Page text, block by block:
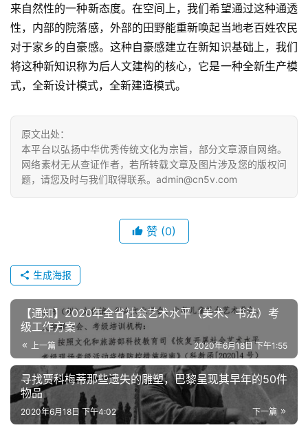
来自然性的一种新态度。在空间上，我们希望通过这种通透
性，内部的院落感，外部的田野能重新唤起当地老百姓农民
对于家乡的自豪感。这种自豪感建立在新知识基础上，我们
将这种新知识称为后人文建构的核心，它是一种全新生产模
式，全新设计模式，全新建造模式。
原文出处：
本平台以弘扬中华优秀传统文化为宗旨，部分文章源自网络。
网络素材无从查证作者，若所转载文章及图片涉及您的版权问
题，请您及时与我们取得联系。admin@cn5v.com
赞 (0)
生成海报
【通知】2020年全省社会艺术水平（美术、书法）考
级工作方案
上一篇 2020年6月18日 下午1:55
寻找贾科梅蒂那些遗失的雕塑，巴黎呈现其早年的50件
物品
下一篇
2020年6月18日 下午4:02